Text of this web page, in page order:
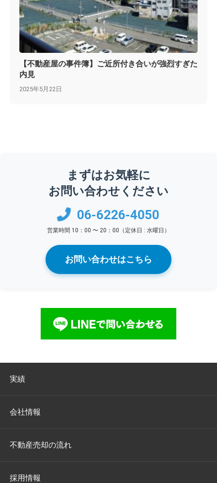
【不動産屋の事件簿】ご近所付き合いが強烈すぎた
内見
2025年5月22日
まずはお気軽に
お問い合わせください
06-6226-4050
営業時間 10：00 〜 20：00（定休日 : 水曜日）
お問い合わせはこちら
実績
会社情報
不動産売却の流れ
採用情報